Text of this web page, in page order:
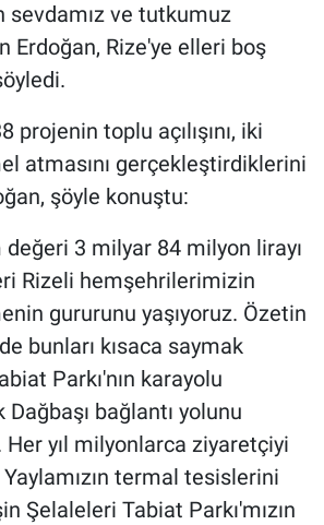
ve tutkumuz
Erdoğan, Rize'ye elleri boş
projenin toplu açılışını, iki
atmasını gerçekleştirdiklerini
şöyle konuştu:
değeri 3 milyar 84 milyon lirayı
Rizeli hemşehrilerimizin
gururunu yaşıyoruz. Özetin
bunları kısaca saymak
Parkı'nın karayolu
Dağbaşı bağlantı yolunu
Her yıl milyonlarca ziyaretçiyi
termal tesislerini
Şelaleleri Tabiat Parkı'mızın